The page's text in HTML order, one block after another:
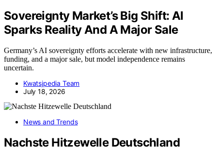
Sovereignty Market’s Big Shift: AI
Sparks Reality And A Major Sale
Germany’s AI sovereignty efforts accelerate with new infrastructure,
funding, and a major sale, but model independence remains
uncertain.
Kwatsjpedia Team
July 18, 2026
News and Trends
Nachste Hitzewelle Deutschland